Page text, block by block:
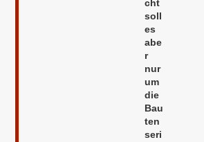
cht
soll
es
abe
r
nur
um
die
Bau
ten
seri